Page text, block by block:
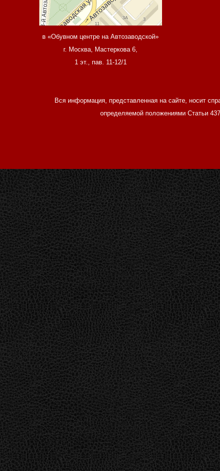
в «Обувном центре на Автозаводской»
г. Москва, Мастеркова 6,
1 эт., пав. 11-12/1
Вся информация, представленная на сайте, носит
определяемой положениями Статьи